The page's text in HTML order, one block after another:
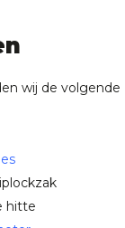
wij de volgende
hitte